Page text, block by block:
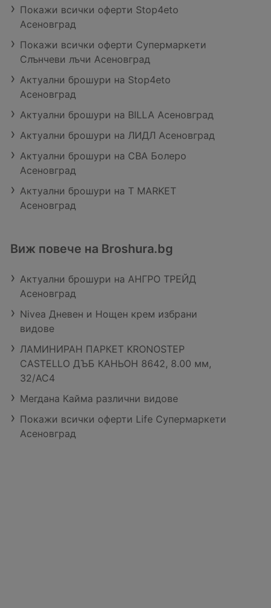
Покажи всички оферти Stop4eto
Асеновград
Покажи всички оферти Супермаркети
Слънчеви лъчи Асеновград
Актуални брошури на Stop4eto
Асеновград
Актуални брошури на BILLA Асеновград
Актуални брошури на ЛИДЛ Асеновград
Актуални брошури на CBA Болеро
Асеновград
Актуални брошури на T MARKET
Асеновград
Виж повече на Broshura.bg
Актуални брошури на АНГРО ТРЕЙД
Асеновград
Nivea Дневен и Нощен крем избрани
видове
ЛАМИНИРАН ПАРКЕТ KRONOSTEP
CASTELLO ДЪБ КАНЬОН 8642, 8.00 мм,
32/AC4
Мегдана Кайма различни видове
Покажи всички оферти Life Супермаркети
Асеновград